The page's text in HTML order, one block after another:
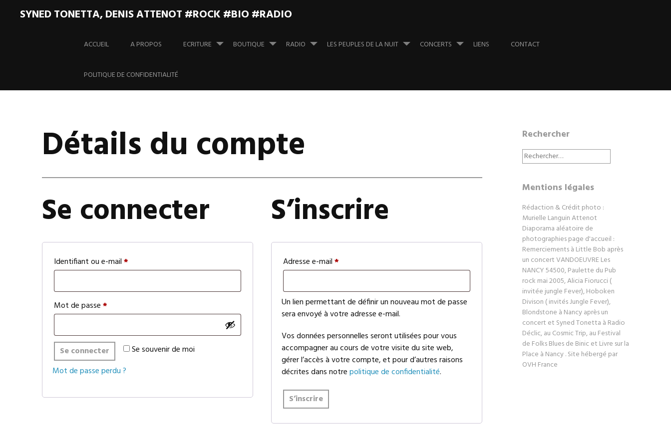
SYNED TONETTA, DENIS ATTENOT #ROCK #BIO #RADIO
au
ACCUEIL A PROPOS ECRITURE BOUTIQUE RADIO LES PEUPLES DE LA NUIT CONCERTS LIENS CONTACT
POLITIQUE DE CONFIDENTIALITÉ
Détails du compte
Se connecter
Identifiant ou e-mail*
Mot de passe*
Se souvenir de moi
Se connecter
Mot de passe perdu ?
S’inscrire
Adresse e-mail*Obligatoire
Un lien permettant de définir un nouveau mot de passe
sera envoyé à votre adresse e-mail.
Vos données personnelles seront utilisées pour vous
accompagner au cours de votre visite du site web,
gérer l’accès à votre compte, et pour d’autres raisons
décrites dans notrepolitique de confidentialité.
S’inscrire
Rechercher
Rechercher :
Mentions légales
Rédaction & Crédit photo :
Murielle Languin Attenot
Diaporama aléatoire de
photographies page d'accueil :
Remerciements à Little Bob après
un concert VANDOEUVRE Les
NANCY 54500, Paulette du Pub
rock mai 2005, Alicia Fiorucci (
invitée jungle Fever), Hoboken
Divison ( invités Jungle Fever),
Blondstone à Nancy après un
concert et Syned Tonetta à Radio
Déclic, au Cosmic Trip, au Festival
de Folks Blues de Binic et Livre sur la
Place à Nancy . Site hébergé par
OVH France